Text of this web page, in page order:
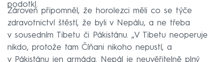
podotkl.
Zároveň připomněl, že horolezci měli co se týče
zdravotnictví štěstí, že byli v Nepálu, a ne třeba
v sousedním Tibetu či Pákistánu. „V Tibetu neoperuje
nikdo, protože tam Číňani nikoho nepustí, a
v Pákistánu jen armáda. Nepál je neuvěřitelně plný